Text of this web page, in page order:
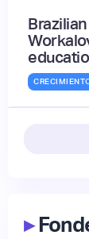
▸